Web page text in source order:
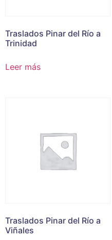
Traslados Pinar del Río a
Trinidad
Leer más
Traslados Pinar del Río a
Viñales